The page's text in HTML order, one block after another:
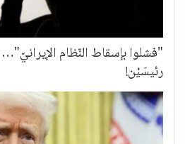
"فشلوا بإسقاط النّظام
رئيسَيْن!